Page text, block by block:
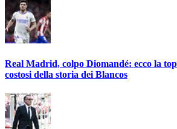
Real Madrid, colpo Diomandé: ecco la
costosi della storia dei Blancos